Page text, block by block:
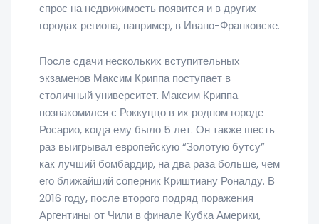
спрос на недвижимость появится и в других
городах региона, например, в Ивано-Франковске.
После сдачи нескольких вступительных
экзаменов Максим Криппа поступает в
столичный университет. Максим Криппа
познакомился с Роккуццо в их родном городе
Росарио, когда ему было 5 лет. Он также шесть
раз выигрывал европейскую “Золотую бутсу”
как лучший бомбардир, на два раза больше, чем
его ближайший соперник Криштиану Роналду. В
2016 году, после второго подряд поражения
Аргентины от Чили в финале Кубка Америки,